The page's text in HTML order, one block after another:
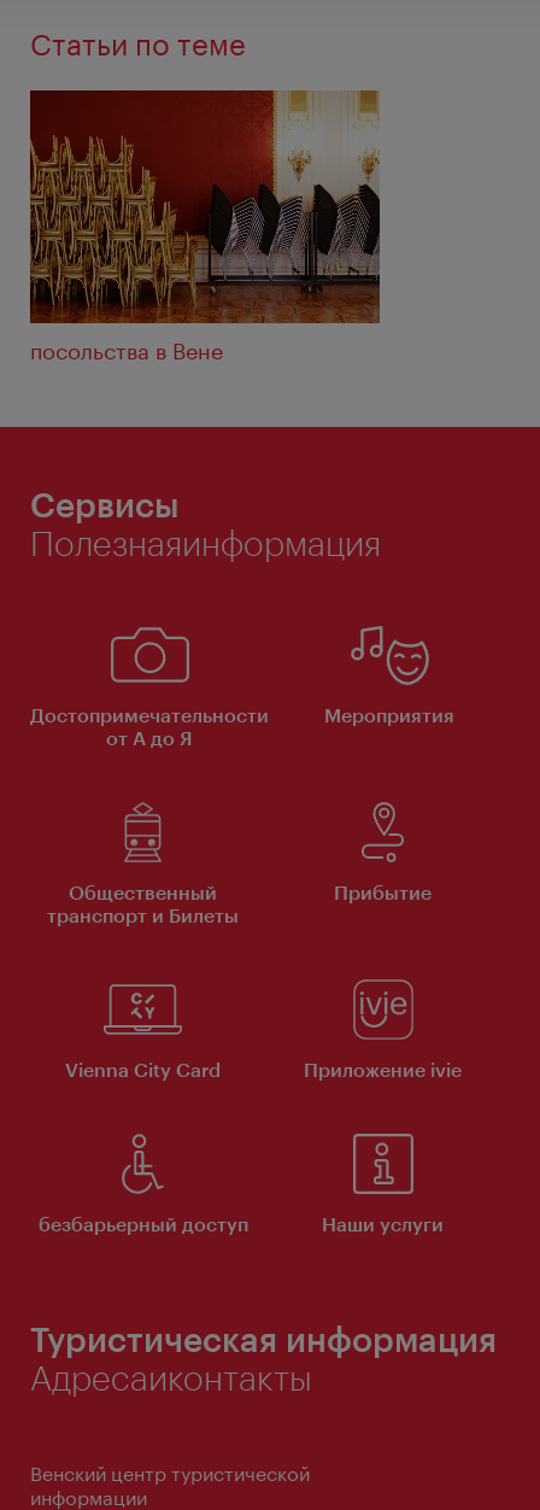
Статьи по теме
посольства в Венe
Сервисы
Полезнаяинформация
Достопримечательности
от А до Я
Мероприятия
Общественный
транспорт и Билеты
Прибытие
Vienna City Card Приложение ivie
безбарьерный доступ Наши услуги
Туристическая информация
Адресаиконтакты
Венский центр туристической
информации